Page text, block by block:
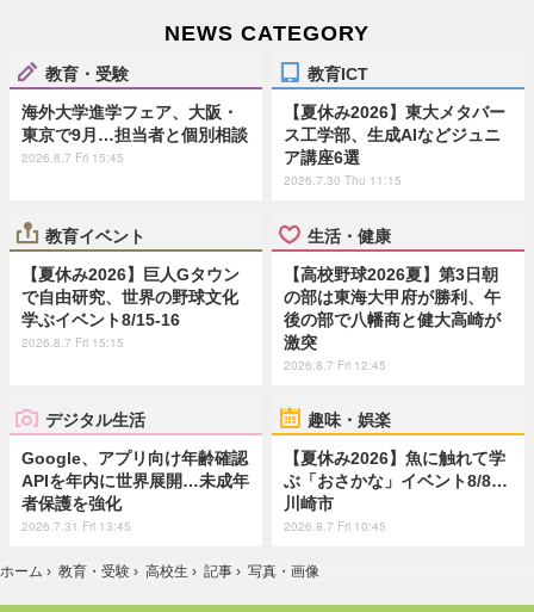
NEWS CATEGORY
教育・受験
海外大学進学フェア、大阪・
東京で9月…担当者と個別相談
2026.8.7 Fri 15:45
教育ICT
【夏休み2026】東大メタバー
ス工学部、生成AIなどジュニ
ア講座6選
2026.7.30 Thu 11:15
教育イベント
【夏休み2026】巨人Gタウン
で自由研究、世界の野球文化
学ぶイベント8/15-16
2026.8.7 Fri 15:15
生活・健康
【高校野球2026夏】第3日朝
の部は東海大甲府が勝利、午
後の部で八幡商と健大高崎が
激突
2026.8.7 Fri 12:45
デジタル生活
Google、アプリ向け年齢確認
APIを年内に世界展開…未成年
者保護を強化
2026.7.31 Fri 13:45
趣味・娯楽
【夏休み2026】魚に触れて学
ぶ「おさかな」イベント8/8…
川崎市
2026.8.7 Fri 10:45
ホーム › 教育・受験 › 高校生 › 記事 › 写真・画像